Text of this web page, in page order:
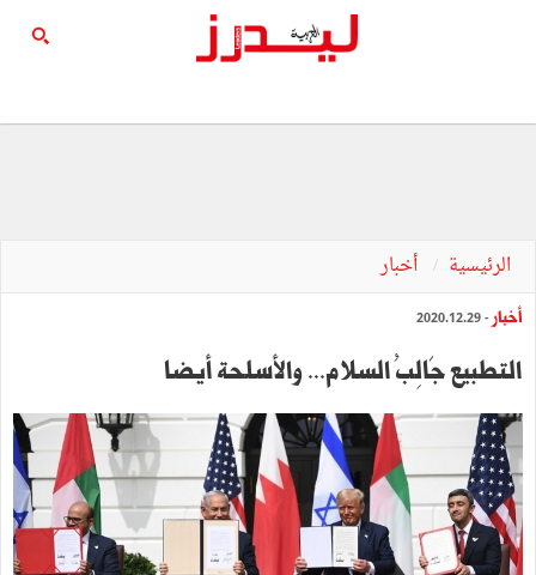
الرئيسية أخبار
أخبار - 2020.12.29
التطبيع جَالِبُ السلام... والأسلحة أيضا